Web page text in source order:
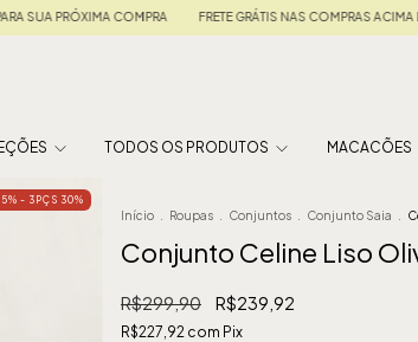
GRÁTIS NAS COMPRAS ACIMA DE R$ 599 • 5% OFF NO PIX • EM
TODOS OS PRODUTOS MACACÕES
- 3PÇS 30%
Início Roupas Conjuntos Conjunto Saia
Conjunto Celine Liso
R$299,90 R$239,92
R$227,92 com Pix